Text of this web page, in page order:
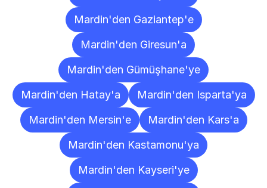
Mardin'den Gaziantep'e
Mardin'den Giresun'a
Mardin'den Gümüşhane'ye
Mardin'den Hatay'a
Mardin'den Isparta'ya
Mardin'den Mersin'e
Mardin'den Kars'a
Mardin'den Kastamonu'ya
Mardin'den Kayseri'ye